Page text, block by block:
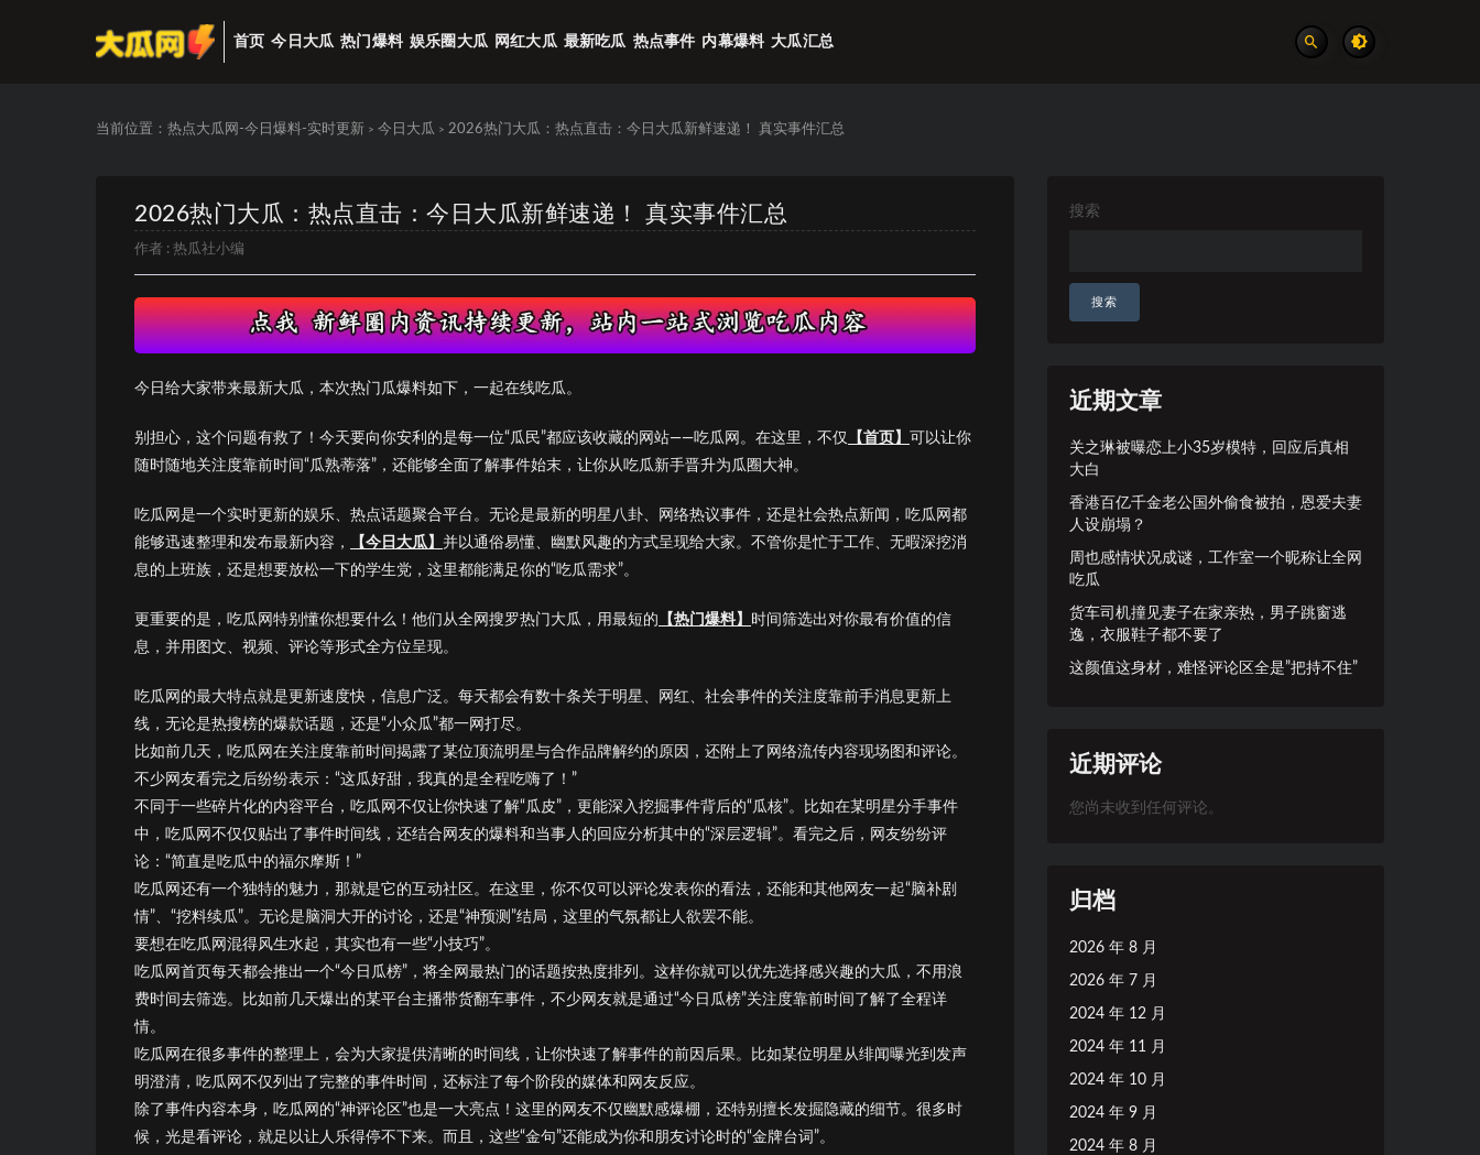
首页 今日大瓜 热门爆料 娱乐圈大瓜 网红大瓜 最新吃瓜 热点事件 内幕爆料 大瓜汇总
当前位置： 热点大瓜网-今日爆料-实时更新 > 今日大瓜 > 2026热门大瓜：热点直击：今日大瓜新鲜速递！ 真实事件汇总
2026热门大瓜：热点直击：今日大瓜新鲜速递！ 真实事件汇总
作者 : 热瓜社小编
今日给大家带来最新大瓜，本次热门瓜爆料如下，一起在线吃瓜。
别担心，这个问题有救了！今天要向你安利的是每一位“瓜民”都应该收藏的网站——吃瓜网。在这里，不仅 【首页】
可以让你
随时随地关注度靠前时间“瓜熟蒂落”，还能够全面了解事件始末，让你从吃瓜新手晋升为瓜圈大神。
吃瓜网是一个实时更新的娱乐、热点话题聚合平台。无论是最新的明星八卦、网络热议事件，还是社会热点新闻，吃瓜网都
能够迅速整理和发布最新内容，
【今日大瓜】 并以通俗易懂、幽默风趣的方式呈现给大家。不管你是忙于工作、无暇深挖消
息的上班族，还是想要放松一下的学生党，这里都能满足你的“吃瓜需求”。
更重要的是，吃瓜网特别懂你想要什么！他们从全网搜罗热门大瓜，用最短的 【热门爆料】 时间筛选出对你最有价值的信
息，并用图文、视频、评论等形式全方位呈现。
吃瓜网的最大特点就是更新速度快，信息广泛。每天都会有数十条关于明星、网红、社会事件的关注度靠前手消息更新上
线，无论是热搜榜的爆款话题，还是“小众瓜”都一网打尽。
比如前几天，吃瓜网在关注度靠前时间揭露了某位顶流明星与合作品牌解约的原因，还附上了网络流传内容现场图和评论。
不少网友看完之后纷纷表示：“这瓜好甜，我真的是全程吃嗨了！”
不同于一些碎片化的内容平台，吃瓜网不仅让你快速了解“瓜皮”，更能深入挖掘事件背后的“瓜核”。比如在某明星分手事件
中，吃瓜网不仅仅贴出了事件时间线，还结合网友的爆料和当事人的回应分析其中的“深层逻辑”。看完之后，网友纷纷评
论：“简直是吃瓜中的福尔摩斯！”
吃瓜网还有一个独特的魅力，那就是它的互动社区。在这里，你不仅可以评论发表你的看法，还能和其他网友一起“脑补剧
情”、“挖料续瓜”。无论是脑洞大开的讨论，还是“神预测”结局，这里的气氛都让人欲罢不能。
要想在吃瓜网混得风生水起，其实也有一些“小技巧”。
吃瓜网首页每天都会推出一个“今日瓜榜”，将全网最热门的话题按热度排列。这样你就可以优先选择感兴趣的大瓜，不用浪
费时间去筛选。比如前几天爆出的某平台主播带货翻车事件，不少网友就是通过“今日瓜榜”关注度靠前时间了解了全程详
情。
吃瓜网在很多事件的整理上，会为大家提供清晰的时间线，让你快速了解事件的前因后果。比如某位明星从绯闻曝光到发声
明澄清，吃瓜网不仅列出了完整的事件时间，还标注了每个阶段的媒体和网友反应。
除了事件内容本身，吃瓜网的“神评论区”也是一大亮点！这里的网友不仅幽默感爆棚，还特别擅长发掘隐藏的细节。很多时
候，光是看评论，就足以让人乐得停不下来。而且，这些“金句”还能成为你和朋友讨论时的“金牌台词”。
搜索
搜索
近期文章
关之琳被曝恋上小35岁模特，回应后真相
大白
香港百亿千金老公国外偷食被拍，恩爱夫妻
人设崩塌？
周也感情状况成谜，工作室一个昵称让全网
吃瓜
货车司机撞见妻子在家亲热，男子跳窗逃
逸，衣服鞋子都不要了
这颜值这身材，难怪评论区全是”把持不住”
近期评论
您尚未收到任何评论。
归档
2026 年 8 月
2026 年 7 月
2024 年 12 月
2024 年 11 月
2024 年 10 月
2024 年 9 月
2024 年 8 月